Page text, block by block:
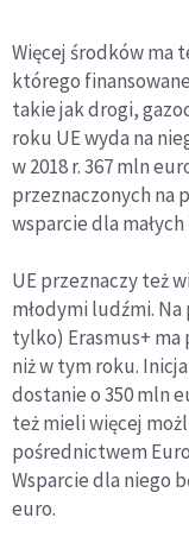
Więcej środków ma
którego
takie jak drogi,
roku UE wyda na
w 2018 r. 367 mln
przeznaczonych na
wsparcie dla
UE przeznaczy też
młodymi ludźmi.
tylko) Erasmus+ ma
niż w tym roku.
dostanie o 350 mln
też mieli więcej
pośrednictwem
Wsparcie dla niego
euro.